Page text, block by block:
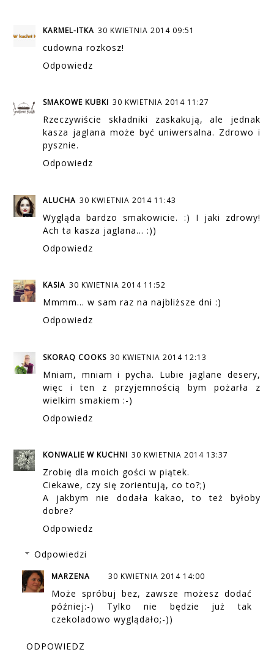
KARMEL-ITKA 30 KWIETNIA 2014 09:51
cudowna rozkosz!
Odpowiedz
SMAKOWE KUBKI 30 KWIETNIA 2014 11:27
Rzeczywiście składniki zaskakują, ale jednak
kasza jaglana może być uniwersalna. Zdrowo i
pysznie.
Odpowiedz
ALUCHA 30 KWIETNIA 2014 11:43
Wygląda bardzo smakowicie. :) I jaki zdrowy!
Ach ta kasza jaglana... :))
Odpowiedz
KASIA 30 KWIETNIA 2014 11:52
Mmmm... w sam raz na najbliższe dni :)
Odpowiedz
SKORAQ COOKS 30 KWIETNIA 2014 12:13
Mniam, mniam i pycha. Lubie jaglane desery,
więc i ten z przyjemnością bym pożarła z
wielkim smakiem :-)
Odpowiedz
KONWALIE W KUCHNI 30 KWIETNIA 2014 13:37
Zrobię dla moich gości w piątek.
Ciekawe, czy się zorientują, co to?;)
A jakbym nie dodała kakao, to też byłoby
dobre?
Odpowiedz
Odpowiedzi
MARZENA 30 KWIETNIA 2014 14:00
Może spróbuj bez, zawsze możesz dodać
później:-) Tylko nie będzie już tak
czekoladowo wyglądało;-))
ODPOWIEDZ